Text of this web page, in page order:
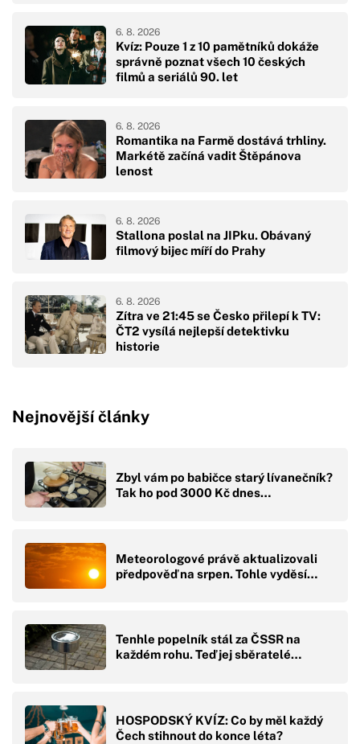
Kvíz: Pouze 1 z 10 pamětníků dokáže
správně poznat všech 10 českých
filmů a seriálů 90. let
6. 8. 2026
Romantika na Farmě dostává trhliny.
Markétě začíná vadit Štěpánova
lenost
6. 8. 2026
Stallona poslal na JIPku. Obávaný
filmový bijec míří do Prahy
6. 8. 2026
Zítra ve 21:45 se Česko přilepí k TV:
ČT2 vysílá nejlepší detektivku
historie
6. 8. 2026
Nejnovější články
Zbyl vám po babičce starý lívanečník?
Tak ho pod 3000 Kč dnes…
Meteorologové právě aktualizovali
předpověď na srpen. Tohle vyděsí…
Tenhle popelník stál za ČSSR na
každém rohu. Teď jej sběratelé…
HOSPODSKÝ KVÍZ: Co by měl každý
Čech stihnout do konce léta?